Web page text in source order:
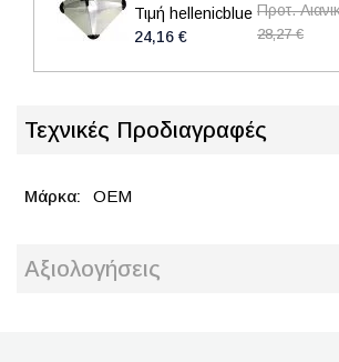
Τιμή hellenicblue
24,16 €
Προτ.
28,27 €
Τεχνικές Προδιαγραφές
OEM
Αξιολογήσεις